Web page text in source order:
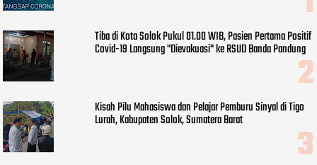
Tiba di Kota Solok Pukul 01.00 WIB, Pasien Pertama Positif
Covid-19 Langsung "Dievakuasi" ke RSUD Banda Pandung
Kisah Pilu Mahasiswa dan Pelajar Pemburu Sinyal di Tigo
Lurah, Kabupaten Solok, Sumatera Barat